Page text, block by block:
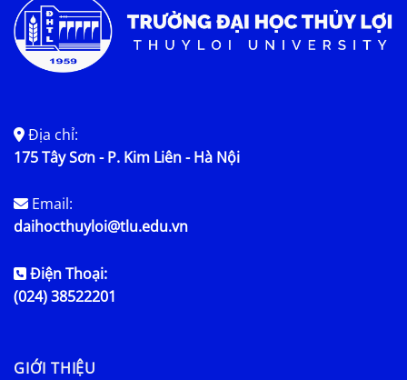
Địa chỉ:
175 Tây Sơn - P. Kim Liên - Hà Nội
Email:
daihocthuyloi@tlu.edu.vn
Điện Thoại:
(024) 38522201
GIỚI THIỆU